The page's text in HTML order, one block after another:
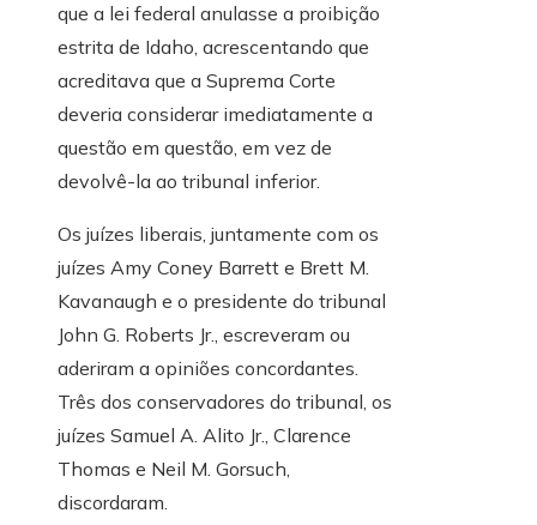
que a lei federal anulasse a proibição
estrita de Idaho, acrescentando que
acreditava que a Suprema Corte
deveria considerar imediatamente a
questão em questão, em vez de
devolvê-la ao tribunal inferior.
Os juízes liberais, juntamente com os
juízes Amy Coney Barrett e Brett M.
Kavanaugh e o presidente do tribunal
John G. Roberts Jr., escreveram ou
aderiram a opiniões concordantes.
Três dos conservadores do tribunal, os
juízes Samuel A. Alito Jr., Clarence
Thomas e Neil M. Gorsuch,
discordaram.